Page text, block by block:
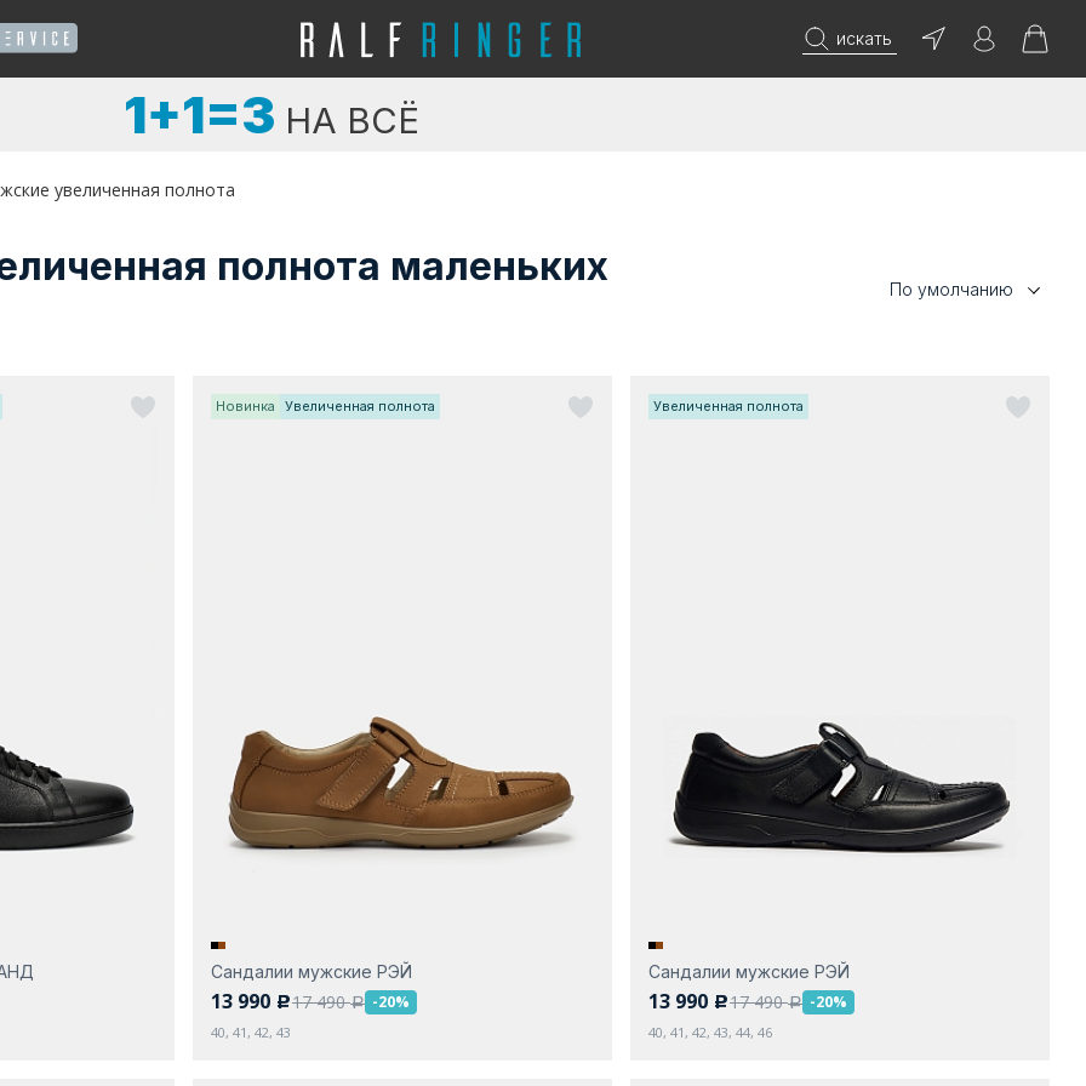
искать
1+1=3 НА ВСЁ
увеличенная полнота
полнота маленьких
По умолчанию
Новинка Увеличенная полнота
Сандалии мужские РЭЙ
13 990 c17 490a -20%
40, 41, 42, 43
Увеличенная полнота
Сандалии мужские РЭЙ
13 990 c17 490a -20%
40, 41, 42, 43, 44, 46